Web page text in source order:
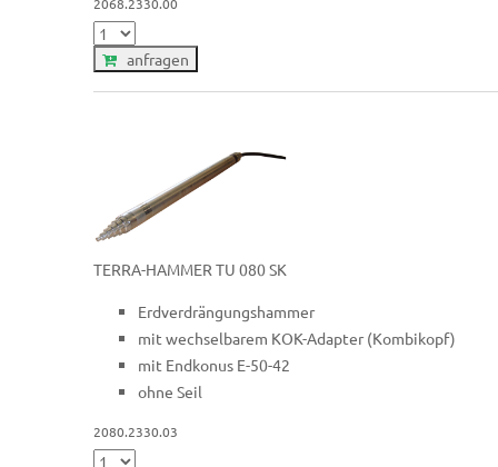
2068.2330.00
anfragen
TERRA-HAMMER TU 080 SK
Erdverdrängungshammer
mit wechselbarem KOK-Adapter (Kombikopf)
mit Endkonus E-50-42
ohne Seil
2080.2330.03